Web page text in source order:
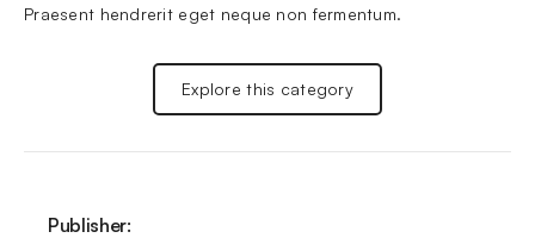
Praesent hendrerit eget neque non fermentum.
Explore this category
Publisher: